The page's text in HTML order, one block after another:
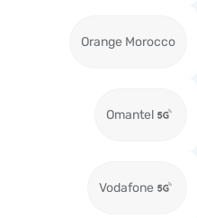
Orange Morocco
Omantel
Vodafone